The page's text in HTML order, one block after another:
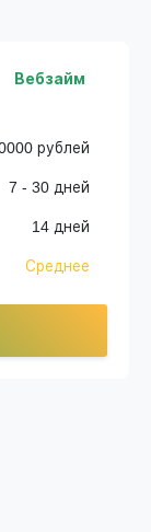
Вебзайм
рублей
7 - 30 дней
14 дней
Среднее